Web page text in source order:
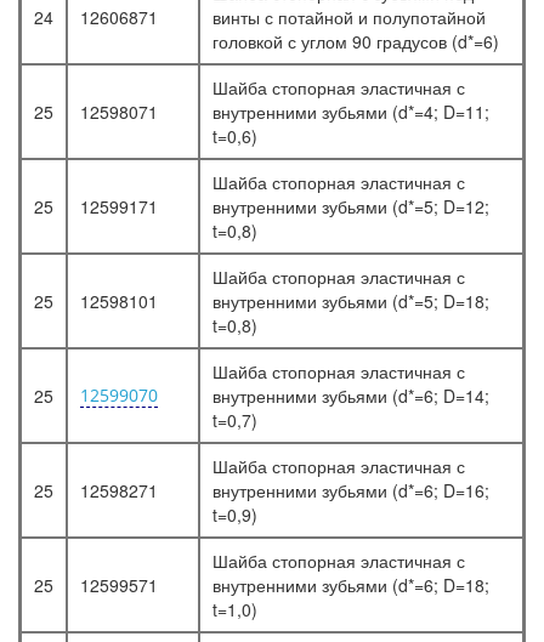
24 12606871
винты с потайной и полупотайной
головкой с углом 90 градусов (d*=6)
25 12598071
Шайба стопорная эластичная с
внутренними зубьями (d*=4; D=11;
t=0,6)
25 12599171
Шайба стопорная эластичная с
внутренними зубьями (d*=5; D=12;
t=0,8)
25 12598101
Шайба стопорная эластичная с
внутренними зубьями (d*=5; D=18;
t=0,8)
25 12599070
Шайба стопорная эластичная с
внутренними зубьями (d*=6; D=14;
t=0,7)
25 12598271
Шайба стопорная эластичная с
внутренними зубьями (d*=6; D=16;
t=0,9)
25 12599571
Шайба стопорная эластичная с
внутренними зубьями (d*=6; D=18;
t=1,0)